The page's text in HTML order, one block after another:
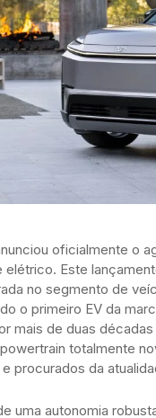
oficialmente o
Este
no segmento de
o primeiro EV da
mais de duas
totalmente
procurados da
uma autonomia